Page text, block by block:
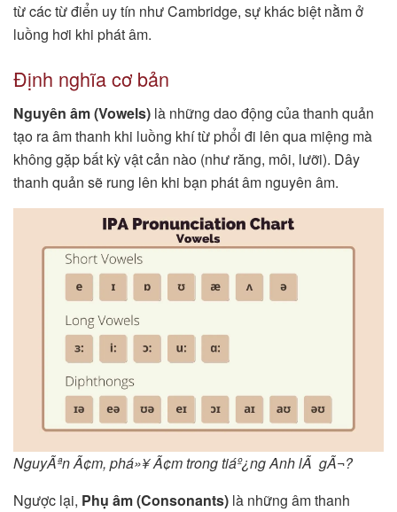
từ các từ điển uy tín như Cambridge, sự khác biệt nằm ở
luồng hơi khi phát âm.
Định nghĩa cơ bản
Nguyên âm (Vowels) là những dao động của thanh quản
tạo ra âm thanh khi luồng khí từ phổi đi lên qua miệng mà
không gặp bất kỳ vật cản nào (như răng, môi, lưỡi). Dây
thanh quản sẽ rung lên khi bạn phát âm nguyên âm.
NguyÃªn Ã¢m, phá»¥ Ã¢m trong tiáº¿ng Anh lÃ gÃ¬?
Ngược lại, Phụ âm (Consonants) là những âm thanh